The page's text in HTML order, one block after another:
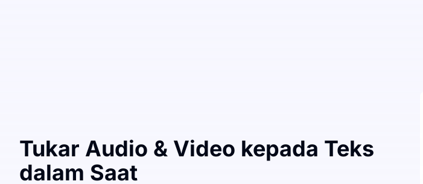
Tukar Audio & Video kepada Teks
dalam Saat